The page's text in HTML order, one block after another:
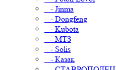
- Jinma
- Dongfeng
- Kubota
- МТЗ
- Solis
- Казак